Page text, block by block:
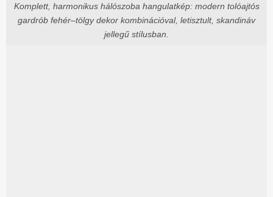
Komplett, harmonikus hálószoba hangulatkép: modern tolóajtós
gardrób fehér–tölgy dekor kombinációval, letisztult, skandináv
jellegű stílusban.